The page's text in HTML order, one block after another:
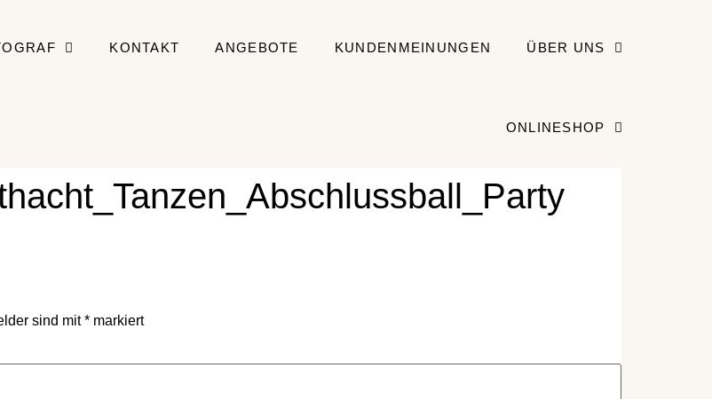
KONTAKT ANGEBOTE KUNDENMEINUNGEN ÜBER UNS
ONLINESHOP
sind mit* markiert